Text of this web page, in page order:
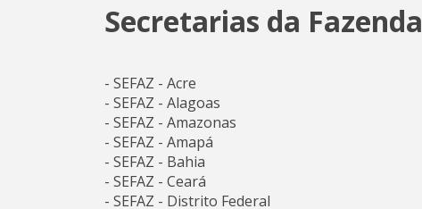
Secretarias da Fazenda
- SEFAZ - Acre
- SEFAZ - Alagoas
- SEFAZ - Amazonas
- SEFAZ - Amapá
- SEFAZ - Bahia
- SEFAZ - Ceará
- SEFAZ - Distrito Federal